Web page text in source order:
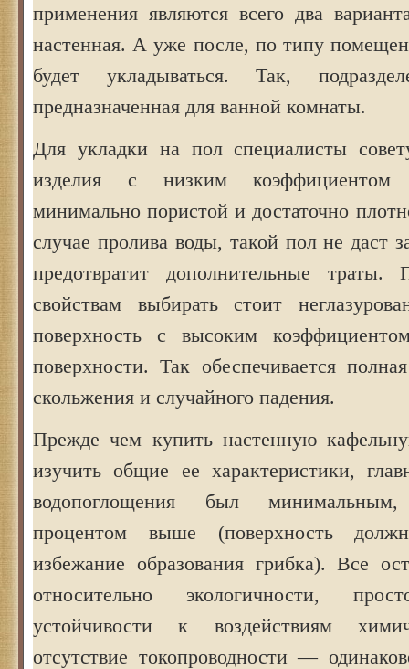
применения являются всего два
настенная. А уже после, по типу
будет укладываться. Так,
предназначенная для ванной комнаты.
Для укладки на пол специалисты
изделия с низким коэффициентом
минимально пористой и достаточно
случае пролива воды, такой пол не даст
предотвратит дополнительные траты.
свойствам выбирать стоит
поверхность с высоким
поверхности. Так обеспечивается
скольжения и случайного падения.
Прежде чем купить настенную
изучить общие ее характеристики,
водопоглощения был
процентом выше (поверхность
избежание образования грибка). Все
относительно экологичности,
устойчивости к воздействиям
отсутствие токопроводности —